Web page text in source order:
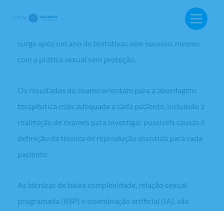
BUSCA:
exame solicitado para avaliar a capacidade reprodutiva
da mulher quando há suspeita de infertilidade, que
surge após um ano de tentativas sem sucesso, mesmo
com a prática sexual sem proteção.
Os resultados do exame orientam para a abordagem
terapêutica mais adequada a cada paciente, incluindo a
realização de exames para investigar possíveis causas e
definição da técnica de reprodução assistida para cada
paciente.
As técnicas de baixa complexidade, relação sexual
programada (RSP) e inseminação artificial (IA), são